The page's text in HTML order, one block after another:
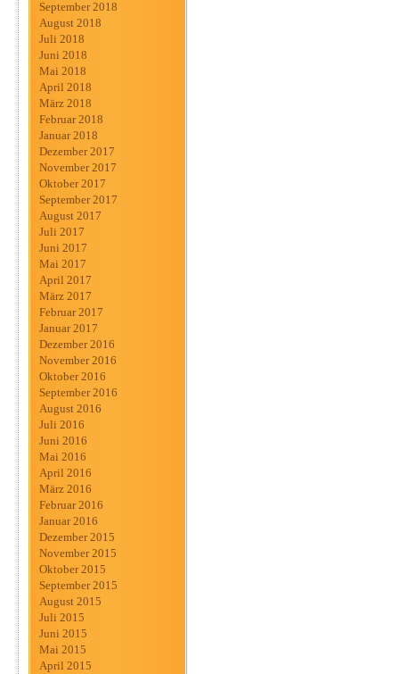
September 2018
August 2018
Juli 2018
Juni 2018
Mai 2018
April 2018
März 2018
Februar 2018
Januar 2018
Dezember 2017
November 2017
Oktober 2017
September 2017
August 2017
Juli 2017
Juni 2017
Mai 2017
April 2017
März 2017
Februar 2017
Januar 2017
Dezember 2016
November 2016
Oktober 2016
September 2016
August 2016
Juli 2016
Juni 2016
Mai 2016
April 2016
März 2016
Februar 2016
Januar 2016
Dezember 2015
November 2015
Oktober 2015
September 2015
August 2015
Juli 2015
Juni 2015
Mai 2015
April 2015